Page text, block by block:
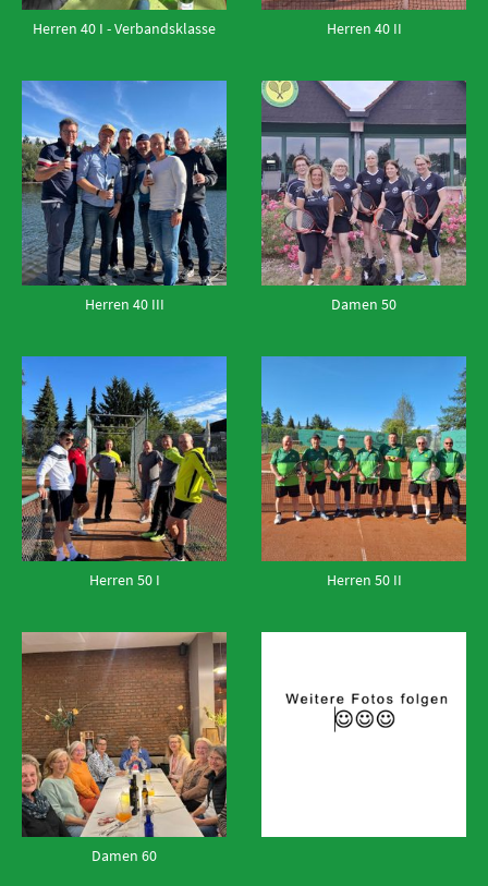
Herren 40 I - Verbandsklasse Herren 40 II
Herren 40 III Damen 50
Herren 50 I Herren 50 II
Damen 60